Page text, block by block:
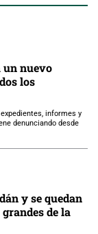
un nuevo
los
informes y
denunciando desde
y se quedan
de la